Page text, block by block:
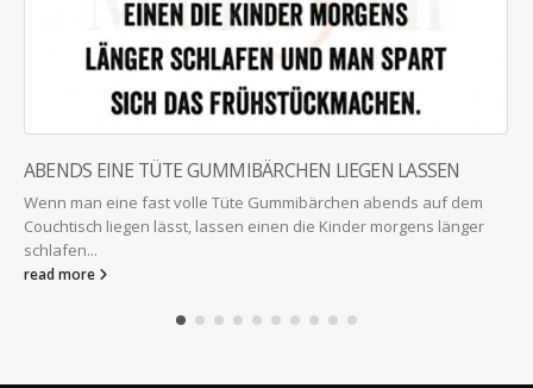
ABENDS EINE TÜTE GUMMIBÄRCHEN LIEGEN LASSEN
Wenn man eine fast volle Tüte Gummibärchen abends auf dem
Couchtisch liegen lässt, lassen einen die Kinder morgens länger
schlafen...
read more